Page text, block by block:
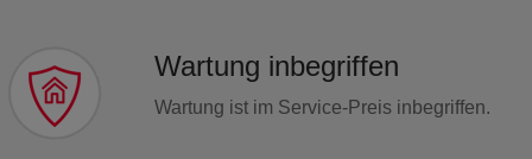
Wartung inbegriffen
Wartung ist im Service-Preis inbegriffen.